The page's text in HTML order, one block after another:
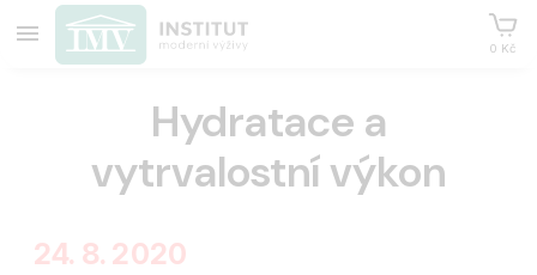
0 Kč
Hydratace a
vytrvalostní výkon
24. 8. 2020